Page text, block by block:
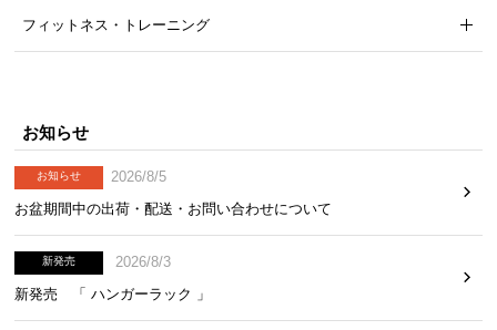
こんなシーンにおすすめです
場所も時間も取らずサッと干せるため、日常のお手
入れシーンを快適にサポートしてくれます。
フィットネス・トレーニング
お知らせ
お知らせ
2026/8/5
お盆期間中の出荷・配送・お問い合わせについて
新発売
2026/8/3
新発売 「 ハンガーラック 」